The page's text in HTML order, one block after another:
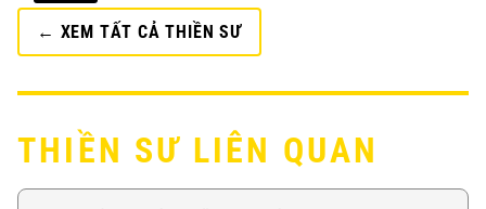
← XEM TẤT CẢ THIỀN SƯ
THIỀN SƯ LIÊN QUAN